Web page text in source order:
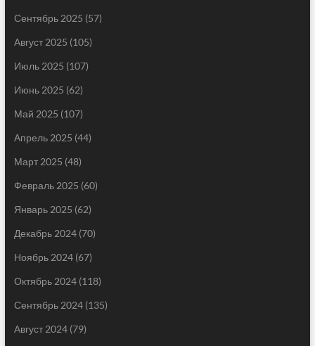
Сентябрь 2025 (57)
Август 2025 (105)
Июль 2025 (107)
Июнь 2025 (62)
Май 2025 (107)
Апрель 2025 (44)
Март 2025 (48)
Февраль 2025 (60)
Январь 2025 (62)
Декабрь 2024(70)
Ноябрь 2024(67)
Октябрь 2024(118)
Сентябрь 2024(135)
Август 2024(79)